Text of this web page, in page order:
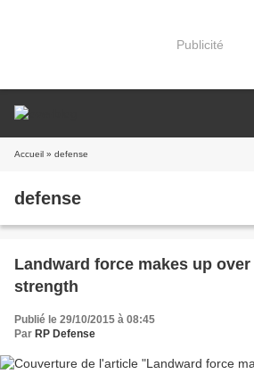
Publicité
Accueil » defense
defense
Landward force makes up
strength
Publié le 29/10/2015 à 08:45
Par RP Defense